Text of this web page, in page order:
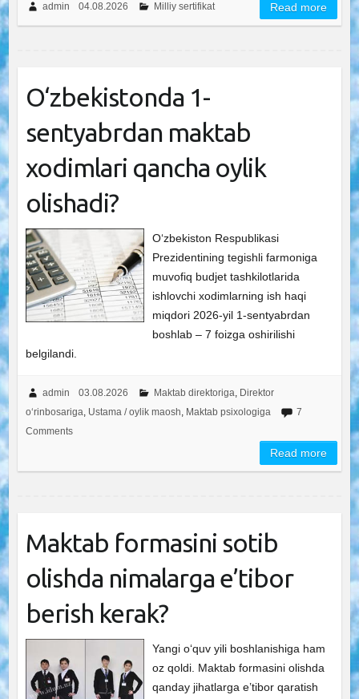
admin 04.08.2026 Milliy sertifikat Read more
O‘zbekistonda 1-
sentyabrdan maktab
xodimlari qancha oylik
olishadi?
O‘zbekiston Respublikasi
Prezidentining tegishli farmoniga
muvofiq budjet tashkilotlarida
ishlovchi xodimlarning ish haqi
miqdori 2026-yil 1-sentyabrdan
boshlab – 7 foizga oshirilishi
belgilandi.
admin 03.08.2026 Maktab direktoriga, Direktor
o‘rinbosariga, Ustama / oylik maosh, Maktab psixologiga
7
Comments
Read more
Maktab formasini sotib
olishda nimalarga e’tibor
berish kerak?
Yangi o‘quv yili boshlanishiga ham
oz qoldi. Maktab formasini olishda
qanday jihatlarga e’tibor qaratish